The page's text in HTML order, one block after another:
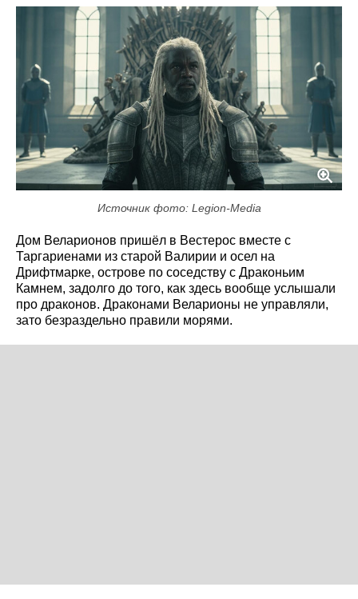
Источник фото: Legion-Media
Дом Веларионов пришёл в Вестерос вместе с
Таргариенами из старой Валирии и осел на
Дрифтмарке, острове по соседству с Драконьим
Камнем, задолго до того, как здесь вообще услышали
про драконов. Драконами Веларионы не управляли,
зато безраздельно правили морями.